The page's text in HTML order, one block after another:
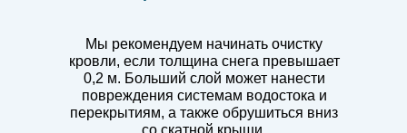
Мы рекомендуем начинать очистку
кровли, если толщина снега превышает
0,2 м. Больший слой может нанести
повреждения системам водостока и
перекрытиям, а также обрушиться вниз
со скатной крыши.